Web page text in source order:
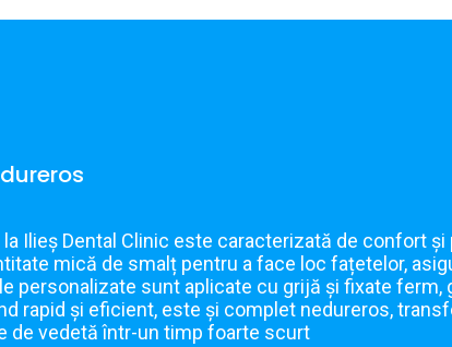
Ilieș Dental Clinic este caracterizată de confort și
mică de smalț pentru a face loc fațetelor,
personalizate sunt aplicate cu grijă și fixate ferm,
rapid și eficient, este și complet nedureros,
de vedetă într-un timp foarte scurt